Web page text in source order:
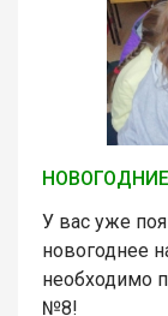
У вас уже
новогоднее
необходимо
№8!